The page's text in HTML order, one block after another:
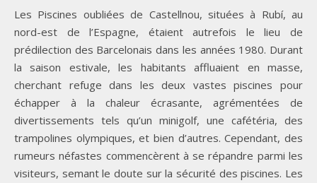
Les Piscines oubliées de Castellnou, situées à Rubí, au
nord-est de l’Espagne, étaient autrefois le lieu de
prédilection des Barcelonais dans les années 1980. Durant
la saison estivale, les habitants affluaient en masse,
cherchant refuge dans les deux vastes piscines pour
échapper à la chaleur écrasante, agrémentées de
divertissements tels qu’un minigolf, une cafétéria, des
trampolines olympiques, et bien d’autres. Cependant, des
rumeurs néfastes commencèrent à se répandre parmi les
visiteurs, semant le doute sur la sécurité des piscines. Les